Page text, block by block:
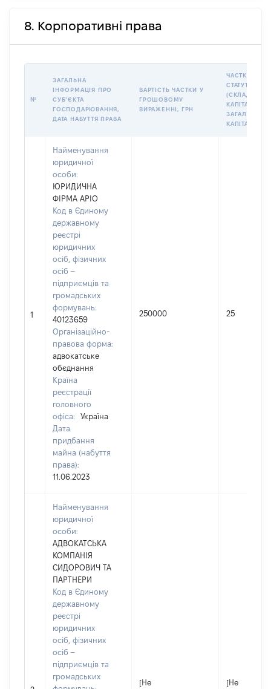
8. Корпоративні права
№
ЗАГАЛЬНА
ІНФОРМАЦІЯ ПРО
СУБʼЄКТА
ГОСПОДАРЮВАННЯ,
ДАТА НАБУТТЯ ПРАВА
ВАРТІСТЬ ЧАСТКИ У
ГРОШОВОМУ
ВИРАЖЕННІ, ГРН
ЧАСТКА У
СТАТУТНОМУ
КАПІТАЛІ (%
ЗАГАЛЬНОГО
КАПІТАЛУ)
1
Найменування
юридичної
особи:
ЮРИДИЧНА
ФІРМА АРІО
Код в Єдиному
державному
реєстрі
юридичних
осіб, фізичних
осіб –
підприємців та
громадських
формувань:
40123659
Організаційно-
правова форма:
адвокатське
обєднання
Країна
реєстрації
головного
офіса:
Україна
Дата
придбання
майна (набуття
права):
11.06.2023
250000 25
Найменування
юридичної
особи:
АДВОКАТСЬКА
КОМПАНІЯ
СИДОРОВИЧ ТА
ПАРТНЕРИ
Код в Єдиному
державному
реєстрі
юридичних
осіб, фізичних
осіб –
підприємців та
громадських
[Не [Не